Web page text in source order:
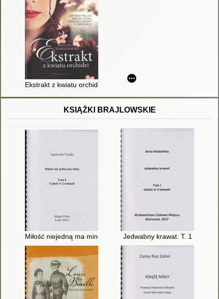
Ekstrakt z kwiatu orchidei
KSIĄŻKI BRAJLOWSKIE
Miłość niejedną ma minę. T. 1 Jedwabny krawat. T. 1